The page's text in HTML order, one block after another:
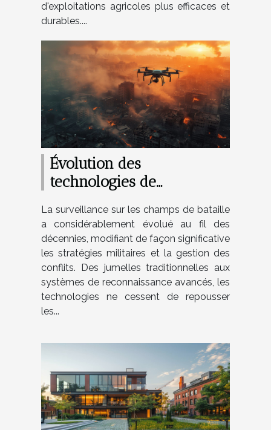
d'exploitations agricoles plus efficaces et
durables....
Évolution des
technologies de
zones de guerre
La surveillance sur les champs de bataille
a considérablement évolué au fil des
décennies, modifiant de façon significative
les stratégies militaires et la gestion des
conflits. Des jumelles traditionnelles aux
systèmes de reconnaissance avancés, les
technologies ne cessent de repousser
les...